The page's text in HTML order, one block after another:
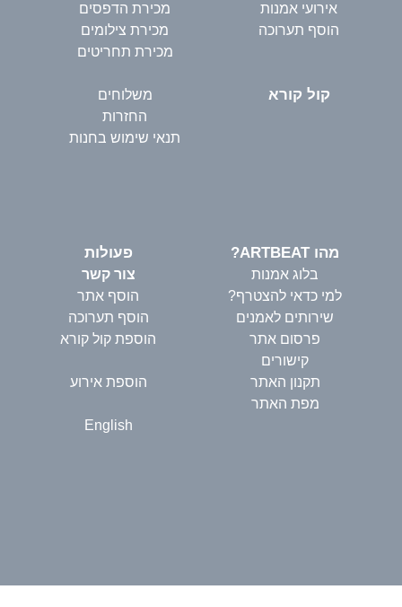
אירועי אמנות
הוסף תערוכה
קול קורא
מכירת הדפסים
מכירת צילומים
מכירת תחריטים
משלוחים
החזרות
תנאי שימוש בחנות
מהו ARTBEAT?
בלוג אמנות
למי כדאי להצטרף?
שירותים לאמנים
פרסום אתר
קישורים
תקנון האתר
מפת האתר
פעולות
צור קשר
הוסף אתר
הוסף תערוכה
הוספת קול קורא
הוספת אירוע
English